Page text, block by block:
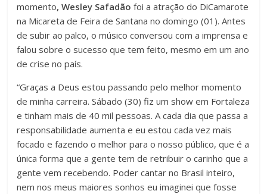
momento, Wesley Safadão foi a atração do DiCamarote
na Micareta de Feira de Santana no domingo (01). Antes
de subir ao palco, o músico conversou com a imprensa e
falou sobre o sucesso que tem feito, mesmo em um ano
de crise no país.
“Graças a Deus estou passando pelo melhor momento
de minha carreira. Sábado (30) fiz um show em Fortaleza
e tinham mais de 40 mil pessoas. A cada dia que passa a
responsabilidade aumenta e eu estou cada vez mais
focado e fazendo o melhor para o nosso público, que é a
única forma que a gente tem de retribuir o carinho que a
gente vem recebendo. Poder cantar no Brasil inteiro,
nem nos meus maiores sonhos eu imaginei que fosse